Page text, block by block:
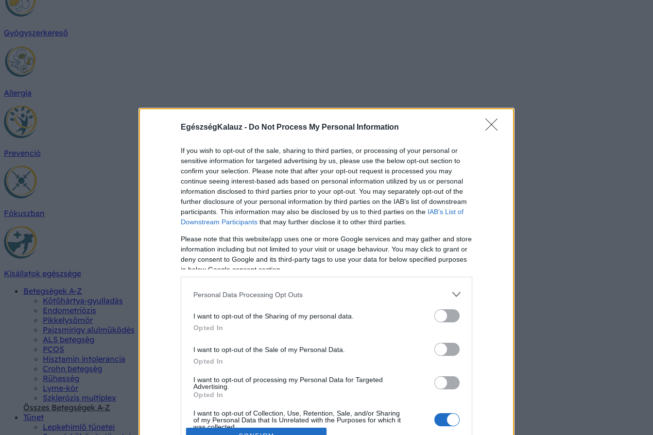
EgészségKalauz - Do Not Process My Personal Information
If you wish to opt-out of the sale, sharing to third parties, or processing of your personal or
sensitive information for targeted advertising by us, please use the below opt-out section to
confirm your selection. Please note that after your opt-out request is processed you may
continue seeing interest-based ads based on personal information utilized by us or personal
information disclosed to third parties prior to your opt-out. You may separately opt-out of the
further disclosure of your personal information by third parties on the IAB’s list of downstream
participants. This information may also be disclosed by us to third parties on the IAB’s List of
Downstream Participants that may further disclose it to other third parties.
Please note that this website/app uses one or more Google services and may gather and store
information including but not limited to your visit or usage behaviour. You may click to grant or
deny consent to Google and its third-party tags to use your data for below specified purposes
in below Google consent section.
Personal Data Processing Opt Outs
I want to opt-out of the Sharing of my personal data.
Opted In
I want to opt-out of the Sale of my Personal Data.
Opted In
I want to opt-out of processing my Personal Data for Targeted
Advertising.
Opted In
I want to opt-out of Collection, Use, Retention, Sale, and/or Sharing
of my Personal Data that Is Unrelated with the Purposes for which it
was collected.
Gyógyszerkereső
Allergia
Prevenció
Fókuszban
Kisállatok egészsége
Betegségek A-Z
Kötőhártya-gyulladás
Endometriózis
Pikkelysömör
Pajzsmirigy alulműködés
ALS betegség
PCOS
Hisztamin intolerancia
Crohn betegség
Rühesség
Lyme-kór
Szklerózis multiplex
Összes Betegségek A-Z
Tünet
Lepkehimlő tünetei